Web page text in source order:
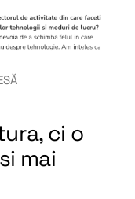
ci o
mai